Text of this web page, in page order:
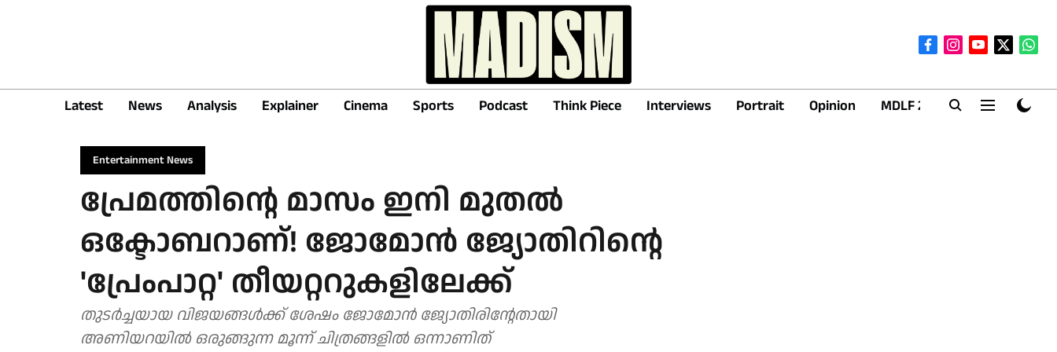
Latest News Analysis Explainer Cinema Sports Podcast Think Piece Interviews Portrait Opinion MDLF 2026
Entertainment News
പ്രേമത്തിൻ്റെ മാസം ഇനി മുതൽ
ഒക്ടോബറാണ്! ജോമോൻ ജ്യോതിറിന്റെ
'പ്രേംപാറ്റ' തീയറ്ററുകളിലേക്ക്
തുടർച്ചയായ വിജയങ്ങൾക്ക് ശേഷം ജോമോൻ ജ്യോതിരിന്റേതായി
അണിയറയിൽ ഒരുങ്ങുന്ന മൂന്ന് ചിത്രങ്ങളിൽ ഒന്നാണിത്